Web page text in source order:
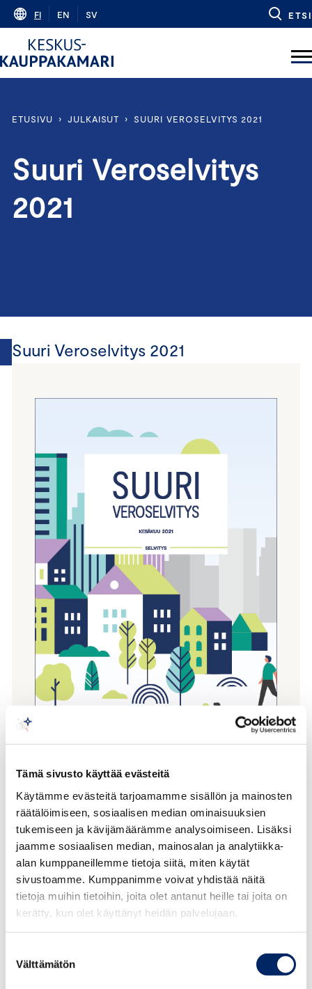
Tämä sivusto käyttää evästeitä
Käytämme evästeitä tarjoamamme sisällön ja mainosten
räätälöimiseen, sosiaalisen median ominaisuuksien
tukemiseen ja kävijämäärämme analysoimiseen. Lisäksi
jaamme sosiaalisen median, mainosalan ja analytiikka-
alan kumppaneillemme tietoja siitä, miten käytät
sivustoamme. Kumppanimme voivat yhdistää näitä
tietoja muihin tietoihin, joita olet antanut heille tai joita on
kerätty, kun olet käyttänyt heidän palvelujaan.
valinta
Välttämätön
Skip
content
FI EN SV ETSI
ETUSIVU › JULKAISUT › SUURI VEROSELVITYS 2021
Suuri Veroselvitys
2021
Suuri Veroselvitys 2021
Suuri Veroselvitys
2021
Tämän selvityksen tarkoituksena on antaa
kokonaiskuva yritysten merkityksestä
kansantaloudelle. Lisäksi selvitys tarjoaa tietoa
verotulojen ja siten myös talouden kehityksestä
osuuskuntaa tai muuta yritystä, jotka ovat
maksaneet ja tilittäneet veroja tai joilla on ollut